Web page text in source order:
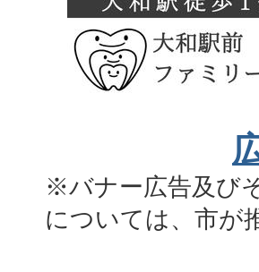
※バナー広告及び
については、市が